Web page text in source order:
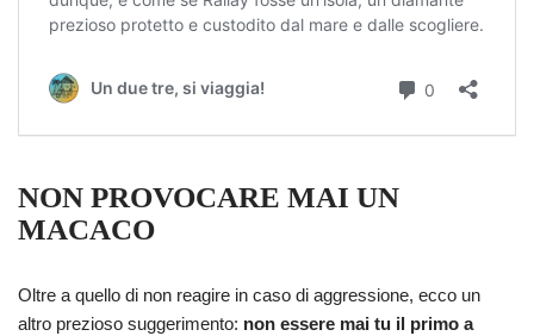
NON PROVOCARE MAI UN
MACACO
Oltre a quello di non reagire in caso di aggressione, ecco un
altro prezioso suggerimento: non essere mai tu il primo a